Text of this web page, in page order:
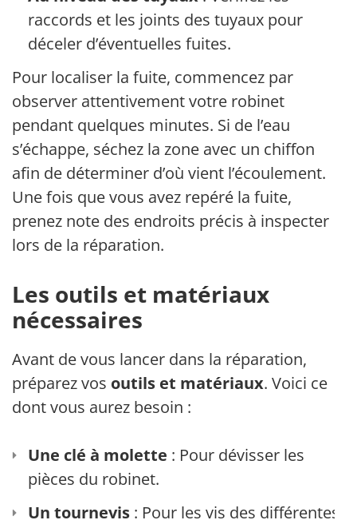
raccords et les joints des tuyaux pour
déceler d’éventuelles fuites.
Pour localiser la fuite, commencez par
observer attentivement votre robinet
pendant quelques minutes. Si de l’eau
s’échappe, séchez la zone avec un chiffon
afin de déterminer d’où vient l’écoulement.
Une fois que vous avez repéré la fuite,
prenez note des endroits précis à inspecter
lors de la réparation.
Les outils et matériaux
nécessaires
Avant de vous lancer dans la réparation,
préparez vos outils et matériaux. Voici ce
dont vous aurez besoin :
Une clé à molette : Pour dévisser les
pièces du robinet.
Un tournevis : Pour les vis des différentes